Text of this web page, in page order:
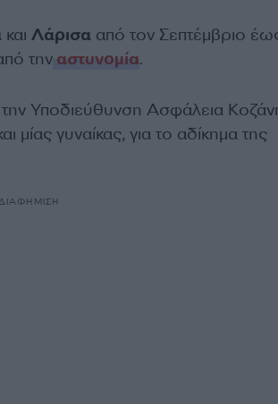
και Λάρισααπό τον Σεπτέμβριο
τηναστυνομία.
Υποδιεύθυνση Ασφάλεια
γυναίκας, για το αδίκημα της